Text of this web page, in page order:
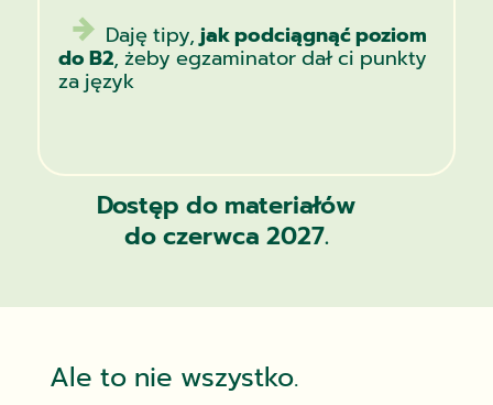
Daję tipy,jak podciągnąć poziom
do B2, żeby egzaminator dał ci punkty
za język
Dostęp do materiałów
do czerwca 2027.
Ale to nie wszystko.